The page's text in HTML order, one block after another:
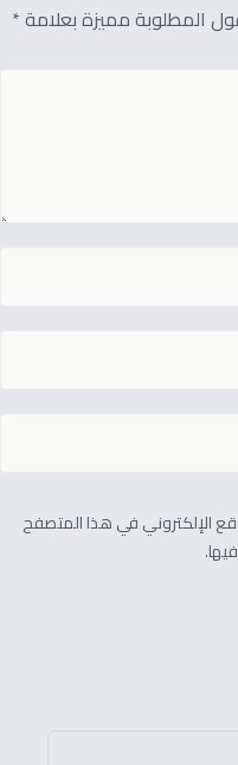
المطلوبة مميزة بعلامة *
الإلكتروني في هذا المتصفح